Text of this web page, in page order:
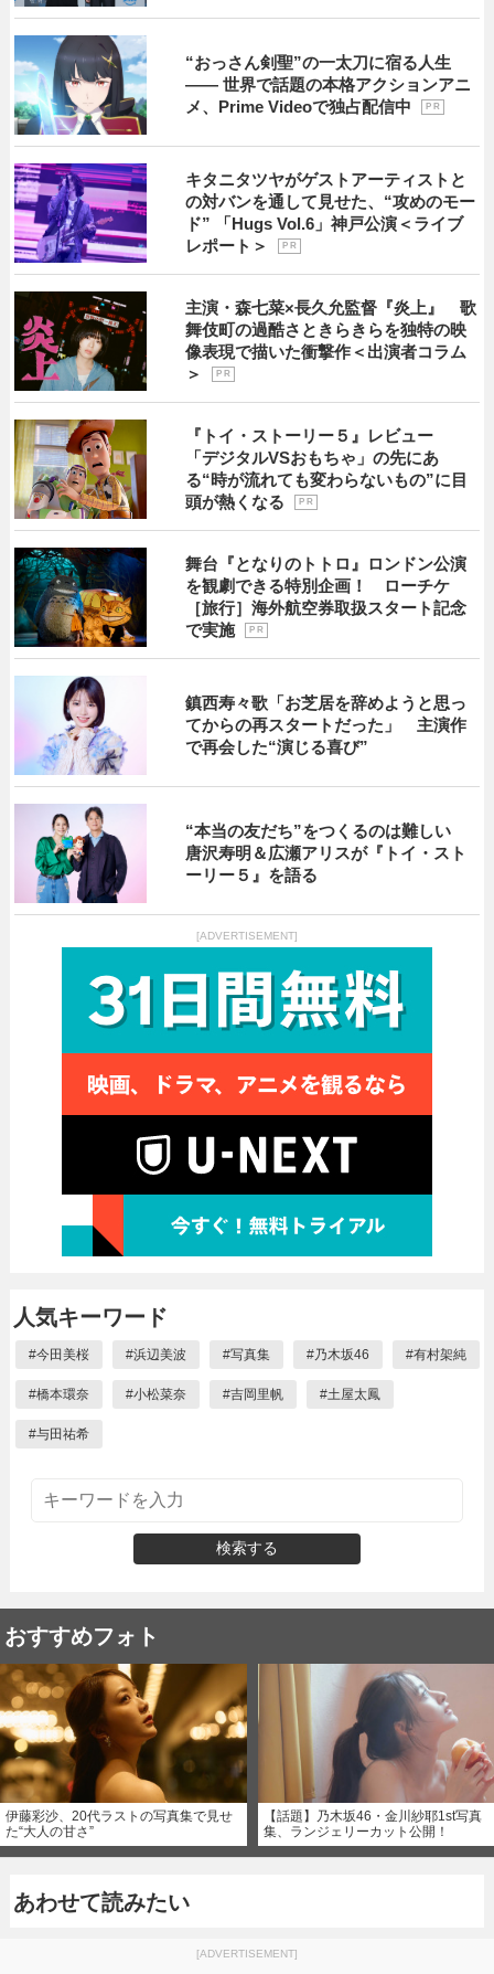
“おっさん剣聖”の一太刀に宿る人生
―― 世界で話題の本格アクションアニ
メ、Prime Videoで独占配信中
P R
キタニタツヤがゲストアーティストと
の対バンを通して見せた、“攻めのモー
ド” 「Hugs Vol.6」神戸公演＜ライブ
レポート＞
P R
主演・森七菜×長久允監督『炎上』 歌
舞伎町の過酷さときらきらを独特の映
像表現で描いた衝撃作＜出演者コラム
＞
P R
『トイ・ストーリー５』レビュー
「デジタルVSおもちゃ」の先にあ
る“時が流れても変わらないもの”に目
頭が熱くなる
P R
舞台『となりのトトロ』ロンドン公演
を観劇できる特別企画！ ローチケ
［旅行］海外航空券取扱スタート記念
で実施
P R
鎮西寿々歌「お芝居を辞めようと思っ
てからの再スタートだった」 主演作
で再会した“演じる喜び”
“本当の友だち”をつくるのは難しい
唐沢寿明＆広瀬アリスが『トイ・スト
ーリー５』を語る
[ADVERTISEMENT]
人気キーワード
#今田美桜 #浜辺美波 #写真集 #乃木坂46 #有村架純
#橋本環奈 #小松菜奈 #吉岡里帆 #土屋太鳳
#与田祐希
検索する
おすすめフォト
伊藤彩沙、20代ラストの写真集で見せ
た“大人の甘さ”
【話題】乃木坂46・金川紗耶1st写真
集、ランジェリーカット公開！
あわせて読みたい
[ADVERTISEMENT]